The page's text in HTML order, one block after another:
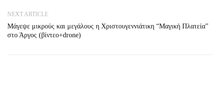
NEXT ARTICLE
Μάγεψε μικρούς και μεγάλους η Χριστουγεννιάτικη “Μαγική Πλατεία”
στο Άργος (βίντεο+drone)